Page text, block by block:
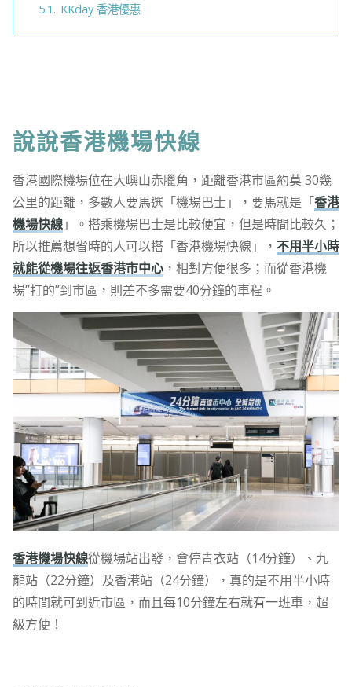
5.1. KKday 香港優惠
說說香港機場快線
香港國際機場位在大嶼山赤臘角，距離香港市區約莫 30幾
公里的距離，多數人要馬選「機場巴士」，要馬就是「香港
機場快線」。搭乘機場巴士是比較便宜，但是時間比較久；
所以推薦想省時的人可以搭「香港機場快線」， 不用半小時
就能從機場往返香港市中心，相對方便很多；而從香港機
場”打的”到市區，則差不多需要40分鐘的車程。
香港機場快線從機場站出發，會停青衣站（14分鐘）、九
龍站（22分鐘）及香港站（24分鐘），真的是不用半小時
的時間就可到近市區，而且每10分鐘左右就有一班車，超
級方便！